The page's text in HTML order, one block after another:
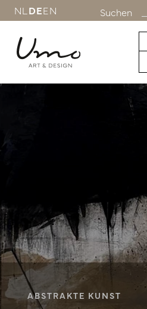
NL DEEN Suchen
ABSTRAKTE KUNST